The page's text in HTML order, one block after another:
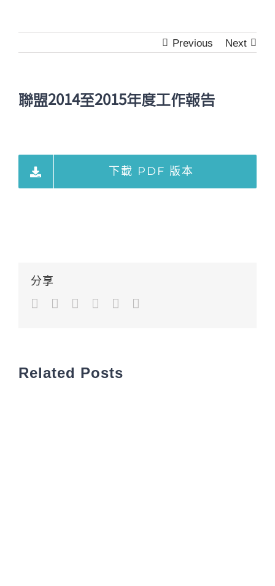
Previous Next
聯盟2014至2015年度工作報告
下載 PDF 版本
分享
FacebookTwitterLinkedInGoogle+Pinterest
Related Posts